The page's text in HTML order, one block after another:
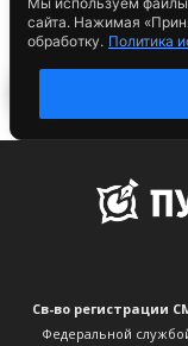
Св-во регистрации
Федеральной